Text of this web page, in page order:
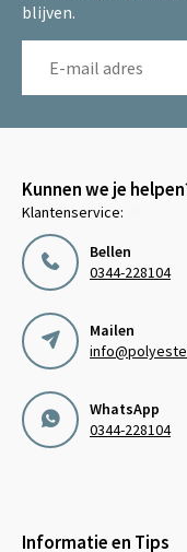
blijven.
Kunnen we je
Klantenservice:
Bellen
0344-228104
Mailen
WhatsApp
0344-228104
Informatie en Tips